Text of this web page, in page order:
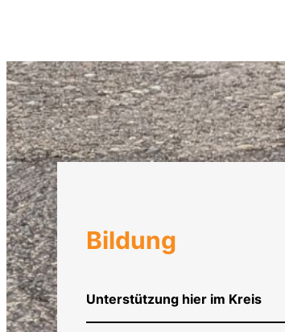
Bildung
Unterstützung hier im Kreis